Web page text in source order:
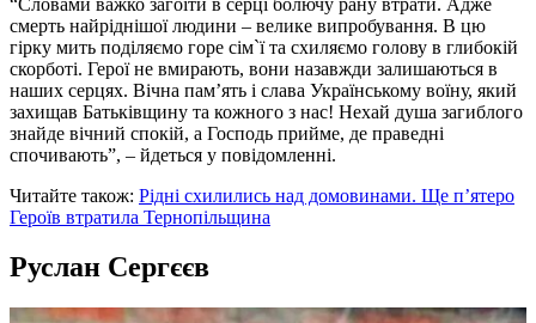
смерть найріднішої людини – велике випробування. В цю
гірку мить поділяємо горе сім`ї та схиляємо голову в глибокій
скорботі. Герої не вмирають, вони назавжди залишаються в
наших серцях. Вічна пам’ять і слава Українському воїну, який
захищав Батьківщину та кожного з нас! Нехай душа загиблого
знайде вічний спокій, а Господь прийме, де праведні
спочивають”, – йдеться у повідомленні.
Читайте також: Рідні схилились над домовинами. Ще п’ятеро
Героїв втратила Тернопільщина
Руслан Сергєєв